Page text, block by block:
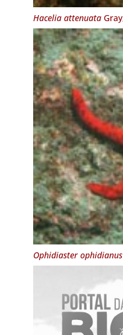
Hacelia attenuata
Ophidiaster ophidianus